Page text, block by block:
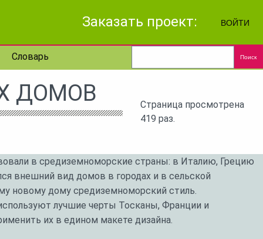
Заказать проект: ВОЙТИ
Словарь Поиск
ДОМОВ
Страница просмотрена
419 раз.
в средиземноморские страны: в Италию, Грецию
внешний вид домов в городах и в сельской
новому дому средиземноморский стиль.
лучшие черты Тосканы, Франции и
их в едином макете дизайна.